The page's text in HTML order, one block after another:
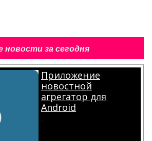
новости за сегодня
Приложение
новостной
агрегатор для
Android
.